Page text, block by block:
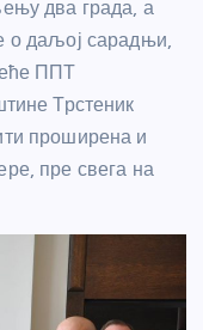
два града, а
о даљој сарадњи,
ППТ
Трстеник
проширена и
пре свега на